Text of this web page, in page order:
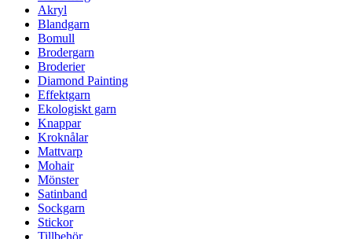
Akryl
Blandgarn
Bomull
Brodergarn
Broderier
Diamond Painting
Effektgarn
Ekologiskt garn
Knappar
Kroknålar
Mattvarp
Mohair
Mönster
Satinband
Sockgarn
Stickor
Tillbehör